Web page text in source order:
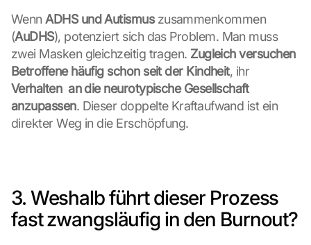
Wenn ADHS und Autismus zusammenkommen
(AuDHS), potenziert sich das Problem. Man muss
zwei Masken gleichzeitig tragen. Zugleich versuchen
Betroffene häufig schon seit der Kindheit
Verhalten  an die neurotypische Gesellschaft
anzupassen. Dieser doppelte Kraftaufwand ist ein
direkter Weg in die Erschöpfung.
3. Weshalb führt dieser Prozess
fast zwangsläufig in den Burnout?